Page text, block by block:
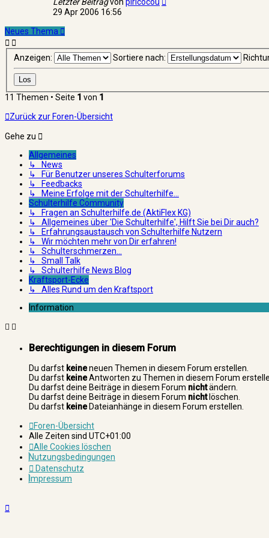
Letzter Beitragvon piricocou
29 Apr 2006 16:56
Neues Thema
Anzeigen: Sortiere nach:
11 Themen • Seite 1 von 1
Zurück zur Foren-Übersicht
Gehe zu
Allgemeines
↳ News
↳ Für Benutzer unseres Schulterforums
↳ Feedbacks
↳ Meine Erfolge mit der Schulterhilfe...
Schulterhilfe Community
↳ Fragen an Schulterhilfe.de (AktiFlex KG)
↳ Allgemeines über 'Die Schulterhilfe', Hilft Sie bei Dir auch?
↳ Erfahrungsaustausch von Schulterhilfe Nutzern
↳ Wir möchten mehr von Dir erfahren!
↳ Schulterschmerzen...
↳ Small Talk
↳ Schulterhilfe News Blog
Kraftsport-Ecke
↳ Alles Rund um den Kraftsport
Information
Berechtigungen in diesem Forum
Du darfst keineneuen Themen in diesem Forum erstellen.
Du darfst keineAntworten zu Themen in diesem Forum
Du darfst deine Beiträge in diesem Forum nichtändern.
Du darfst deine Beiträge in diesem Forum nichtlöschen.
Du darfst keineDateianhänge in diesem Forum erstellen.
Foren-Übersicht
Alle Zeiten sind UTC+01:00
Alle Cookies löschen
Nutzungsbedingungen
Datenschutz
Impressum